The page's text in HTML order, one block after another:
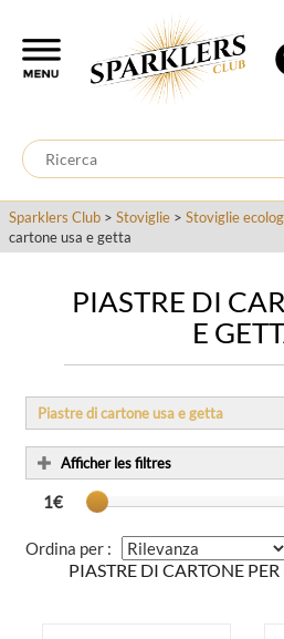
Sparklers Club > Stoviglie > Stoviglie
cartone usa e getta
PIASTRE DI
E
1€
Afficher les filtres
Piastre di cartone usa e getta
Ordina per :
PIASTRE DI CARTONE